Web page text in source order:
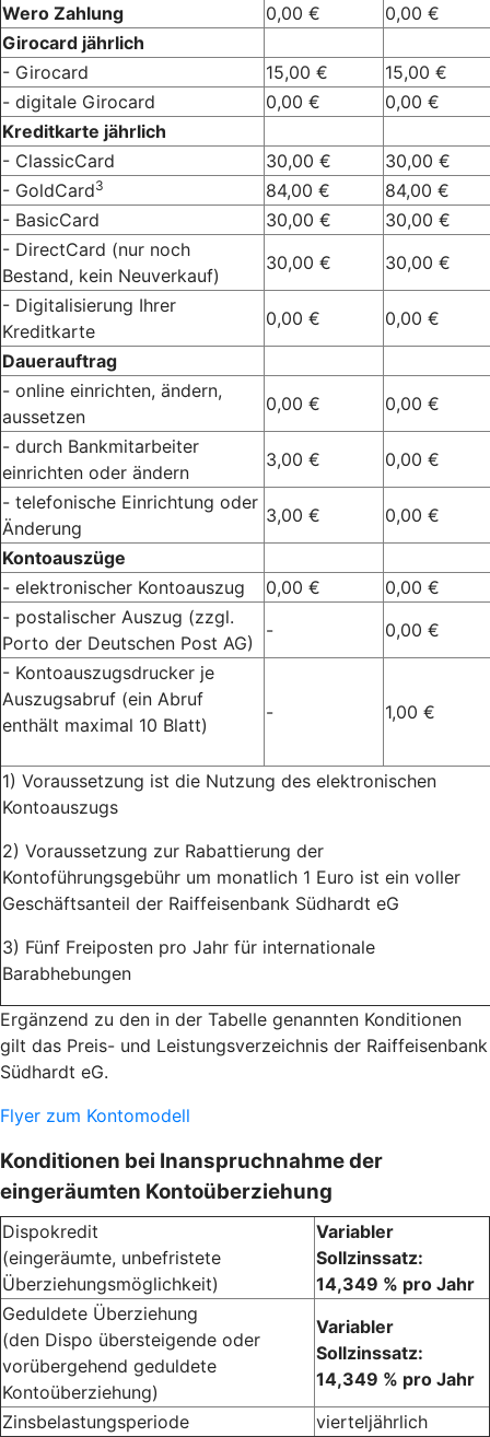
Wero Zahlung
0,00 €
0,00 €
Girocard jährlich
- Girocard
15,00 €
15,00 €
- digitale Girocard
0,00 €
0,00 €
Kreditkarte jährlich
- ClassicCard
30,00 €
30,00 €
- GoldCard3 84,00 €
84,00 €
- BasicCard
30,00 €
30,00 €
- DirectCard (nur noch
Bestand, kein Neuverkauf)
30,00 €
30,00 €
- Digitalisierung Ihrer
Kreditkarte
0,00 €
0,00 €
Dauerauftrag
- online einrichten, ändern,
aussetzen
0,00 €
0,00 €
- durch Bankmitarbeiter
einrichten oder ändern
3,00 €
0,00 €
- telefonische Einrichtung oder
Änderung
3,00 €
0,00 €
Kontoauszüge
- elektronischer Kontoauszug
0,00 €
0,00 €
- postalischer Auszug (zzgl.
Porto der Deutschen Post AG)
-
0,00 €
- Kontoauszugsdrucker je
Auszugsabruf (ein Abruf
enthält maximal 10 Blatt)
- 1,00 €
1) Voraussetzung ist die Nutzung des elektronischen
Kontoauszugs
2) Voraussetzung zur Rabattierung der
Kontoführungsgebühr um monatlich 1 Euro ist ein voller
Geschäftsanteil der Raiffeisenbank Südhardt eG
3) Fünf Freiposten pro Jahr für internationale
Barabhebungen
Ergänzend zu den in der Tabelle genannten Konditionen
gilt das Preis- und Leistungsverzeichnis der Raiffeisenbank
Südhardt eG.
Flyer zum Kontomodell
Konditionen bei Inanspruchnahme der
eingeräumten Kontoüberziehung
Dispokredit
(eingeräumte, unbefristete
Überziehungsmöglichkeit)
Variabler
Sollzinssatz:
14,349 % pro Jahr
Geduldete Überziehung
(den Dispo übersteigende oder
vorübergehend geduldete
Kontoüberziehung)
Variabler
Sollzinssatz:
14,349 % pro Jahr
Zinsbelastungsperiode
vierteljährlich